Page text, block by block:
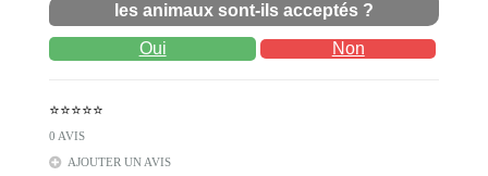
les animaux sont-ils acceptés ?
Oui Non
⭐⭐⭐⭐⭐
0 AVIS
AJOUTER UN AVIS